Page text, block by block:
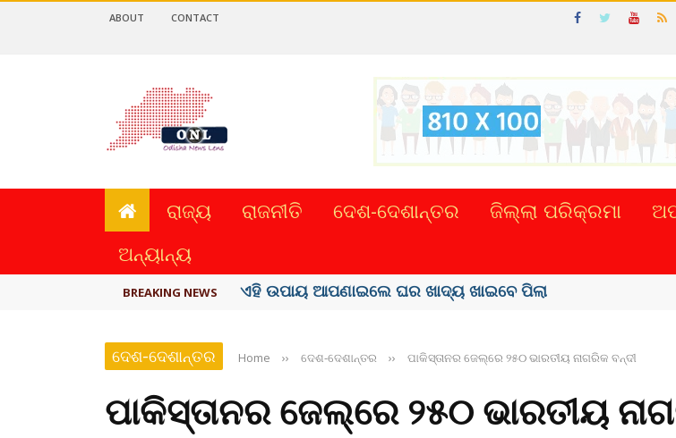
ABOUT CONTACT
ରାଜ୍ୟ ରାଜନୀତି ଦେଶ-ଦେଶାନ୍ତର ଜିଲ୍ଲା ପରିକ୍ରମା
ଅନ୍ୟାନ୍ୟ
BREAKING NEWS ଏହି ଉପାୟ ଆପଣାଇଲେ ଘର ଖାଦ୍ୟ ଖାଇବେ ପିଲା
ଦେଶ-ଦେଶାନ୍ତର Home ›› ଦେଶ-ଦେଶାନ୍ତର ›› ପାକିସ୍ତାନର ଜେଲ୍‌ରେ ୨୫୦ ଭାରତୀୟ ନାଗରିକ ବନ୍ଦୀ
ପାକିସ୍ତାନର ଜେଲ୍‌ରେ ୨୫୦ ଭାରତୀୟ